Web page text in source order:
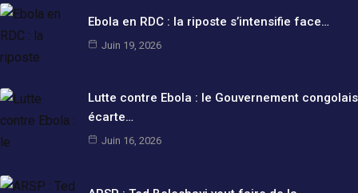
Ebola en RDC : la riposte s’intensifie face…
Juin 19, 2026
Lutte contre Ebola : le Gouvernement congolais
écarte…
Juin 16, 2026